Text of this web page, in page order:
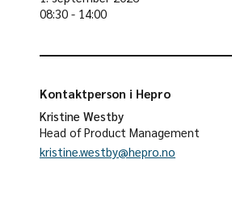
08:30 - 14:00
Kontaktperson i Hepro
Kristine Westby
Head of Product Management
kristine.westby@hepro.no